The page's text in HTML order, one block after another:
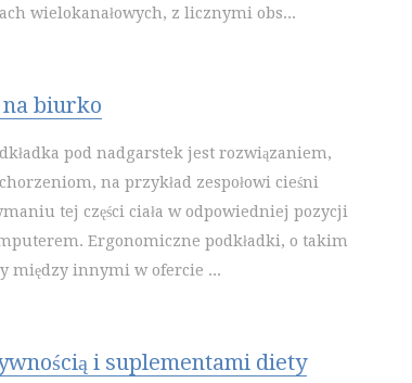
wielokanałowych, z licznymi obs...
na biurko
pod nadgarstek jest rozwiązaniem,
na przykład zespołowi cieśni
tej części ciała w odpowiedniej pozycji
Ergonomiczne podkładki, o takim
między innymi w ofercie ...
i suplementami diety